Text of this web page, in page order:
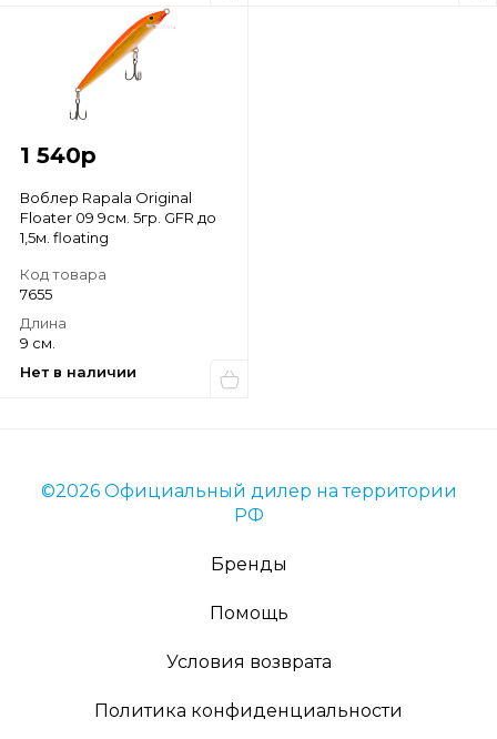
1 540р
Воблер Rapala Original
Floater 09 9см. 5гр. GFR до
1,5м. floating
Код товара
7655
Длина
9 см.
Нет в наличии
©2026 Официальный дилер на территории
РФ
Бренды
Помощь
Условия возврата
Политика конфиденциальности